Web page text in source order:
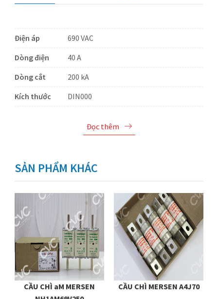
Điện áp
690 VAC
Dòng điện
40 A
Dòng cắt
200 kA
Kích thước
DIN000
Đọc thêm
SẢN PHẨM KHÁC
CẦU CHÌ aM MERSEN
CẦU CHÌ MERSEN A4J70